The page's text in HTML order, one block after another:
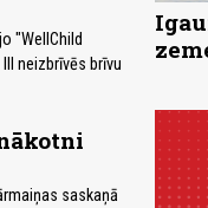
"WellChild
neizbrīvēs brīvu
saskaņā